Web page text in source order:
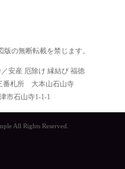
の無断転載を禁じます。
安産 厄除け 縁結び 福徳
番札所 大本山石山寺
市石山寺1-1-1
All Rights Reserved.